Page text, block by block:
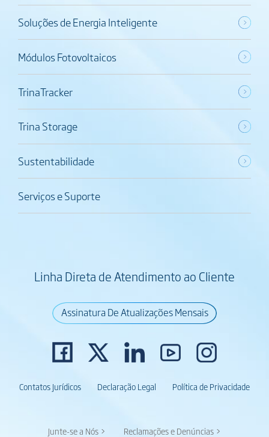
Soluções de Energia Inteligente
Módulos Fotovoltaicos
TrinaTracker
Trina Storage
Sustentabilidade
Serviços e Suporte
Linha Direta de Atendimento ao Cliente
Assinatura De Atualizações Mensais
Contatos Jurídicos Declaração Legal Política de Privacidade
Junte-se a Nós > Reclamações e Denúncias >